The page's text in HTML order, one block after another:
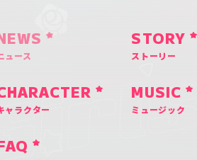
ュース
STORY
ストーリー
ャラクター
MUSIC
ミュージック